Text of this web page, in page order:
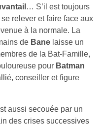
… S’il est toujours
relever et faire face aux
à la normale. La
de Bane laisse un
de la Bat‑Famille,
pour Batman
conseiller et figure
aussi secouée par un
des crises successives